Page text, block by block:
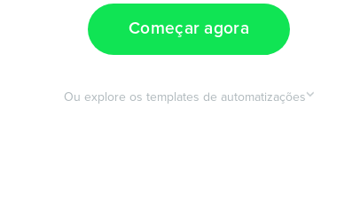
Começar agora
Ou explore os templates de automatizações